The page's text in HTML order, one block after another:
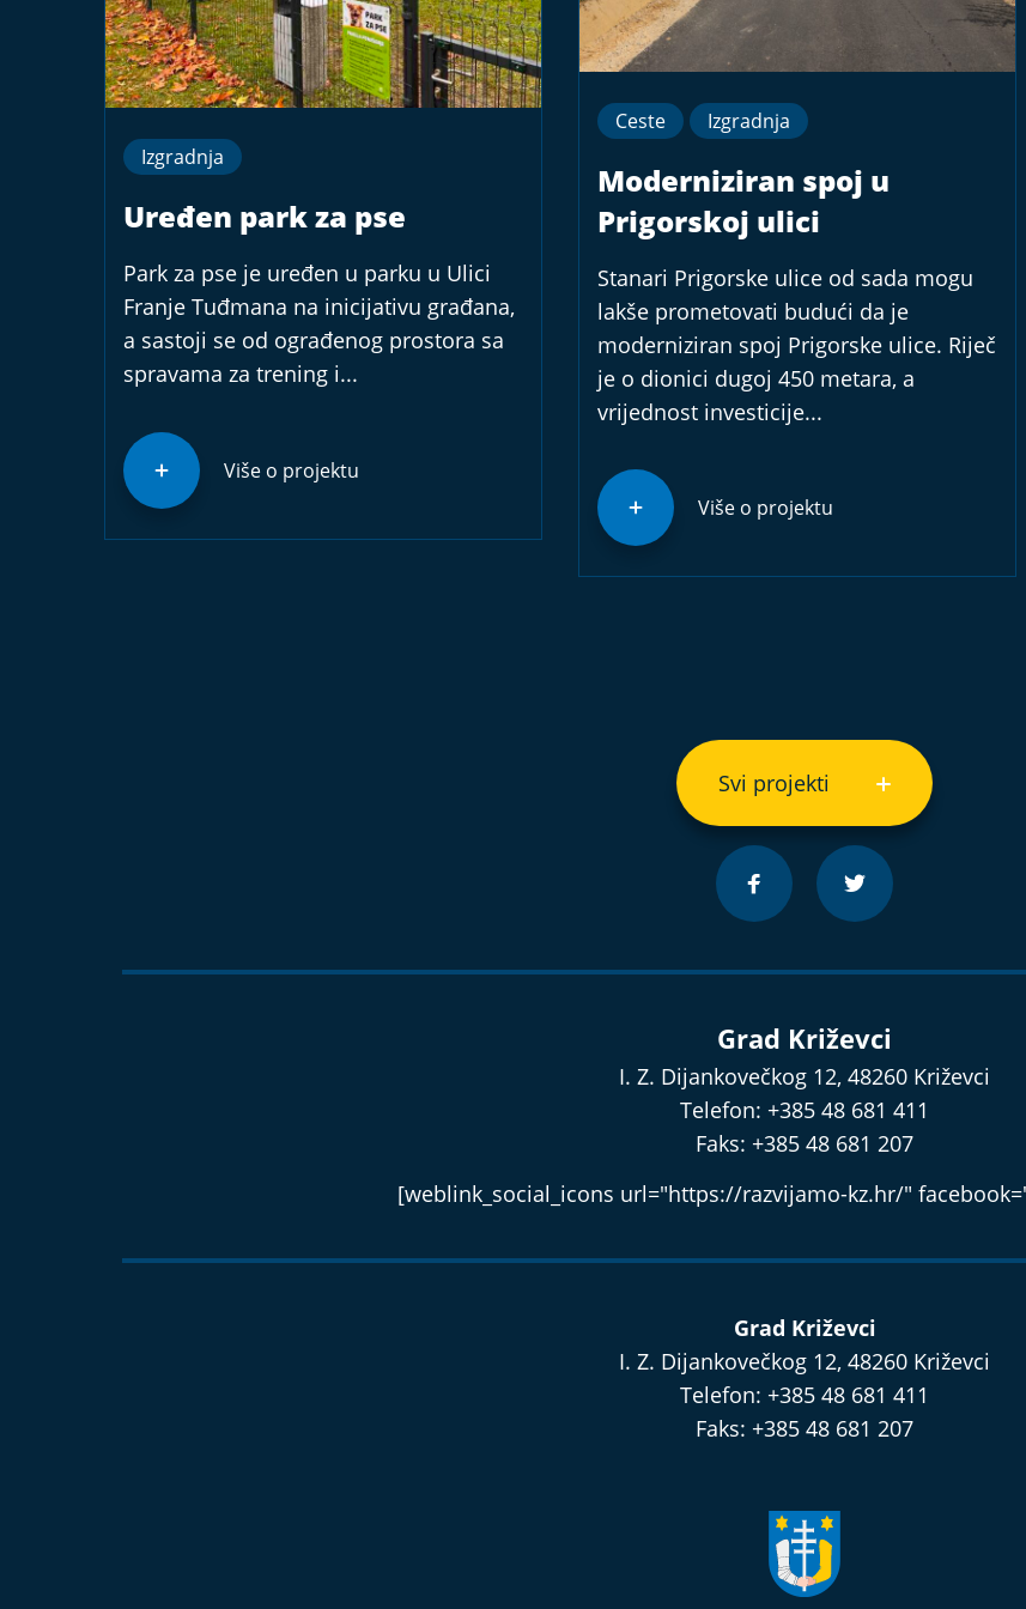
Izgradnja
Uređen park za pse
Park za pse je uređen u parku u Ulici
Franje Tuđmana na inicijativu građana,
a sastoji se od ograđenog prostora sa
spravama za trening i...
Više o projektu
Ceste Izgradnja
Moderniziran spoj u
Prigorskoj ulici
Stanari Prigorske ulice od sada mogu
lakše prometovati budući da je
moderniziran spoj Prigorske ulice. Riječ
je o dionici dugoj 450 metara, a
vrijednost investicije...
Više o projektu
Svi projekti
Grad Križevci
I. Z. Dijankovečkog 12, 48260 Križevci
Telefon: +385 48 681 411
Faks: +385 48 681 207
[weblink_social_icons url="https://razvijamo-kz.hr/"
Grad Križevci
I. Z. Dijankovečkog 12, 48260 Križevci
Telefon: +385 48 681 411
Faks: +385 48 681 207